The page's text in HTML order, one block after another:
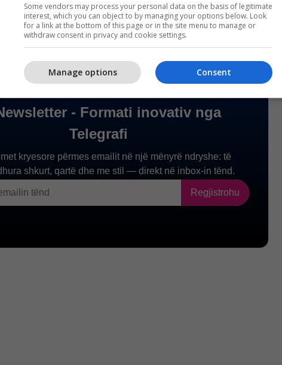
Some vendors may process your personal data on the basis of legitimate
interest, which you can object to by managing your options below. Look
for a link at the bottom of this page or in the site menu to manage or
withdraw consent in privacy and cookie settings.
Consent
Manage options